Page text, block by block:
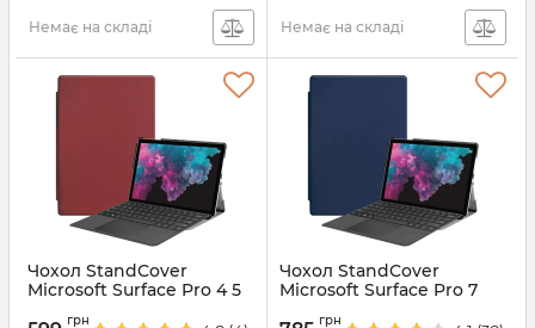
Немає на складі Немає на складі
Чохол StandCover
Microsoft Surface Pro 4 5
грн
Чохол StandCover
Microsoft Surface Pro 7
грн